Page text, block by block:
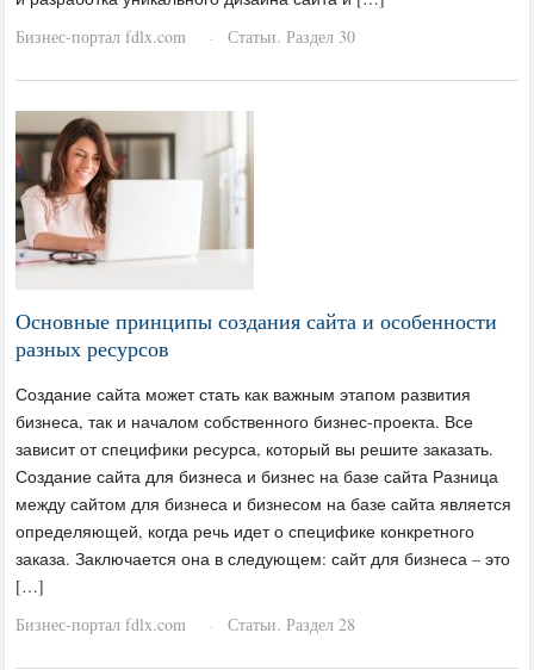
Бизнес-портал fdlx.com
· Статьи. Раздел 30
Основные принципы создания сайта и особенности
разных ресурсов
Создание сайта может стать как важным этапом развития
бизнеса, так и началом собственного бизнес-проекта. Все
зависит от специфики ресурса, который вы решите заказать.
Создание сайта для бизнеса и бизнес на базе сайта Разница
между сайтом для бизнеса и бизнесом на базе сайта является
определяющей, когда речь идет о специфике конкретного
заказа. Заключается она в следующем: сайт для бизнеса – это
[…]
Бизнес-портал fdlx.com
· Статьи. Раздел 28